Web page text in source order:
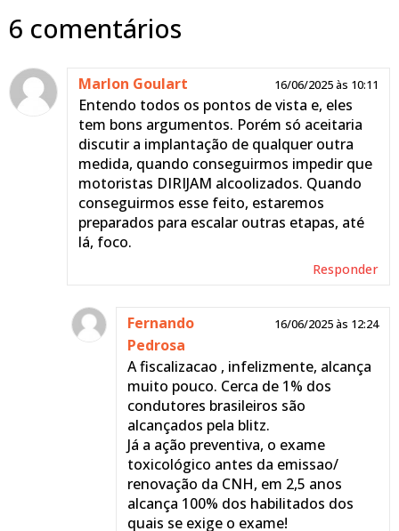
6 comentários
Marlon Goulart 16/06/2025 às 10:11
Entendo todos os pontos de vista e, eles
tem bons argumentos. Porém só aceitaria
discutir a implantação de qualquer outra
medida, quando conseguirmos impedir que
motoristas DIRIJAM alcoolizados. Quando
conseguirmos esse feito, estaremos
preparados para escalar outras etapas, até
lá, foco.
Responder
Fernando
Pedrosa
16/06/2025 às 12:24
A fiscalizacao , infelizmente, alcança
muito pouco. Cerca de 1% dos
condutores brasileiros são
alcançados pela blitz.
Já a ação preventiva, o exame
toxicológico antes da emissao/
renovação da CNH, em 2,5 anos
alcança 100% dos habilitados dos
quais se exige o exame!